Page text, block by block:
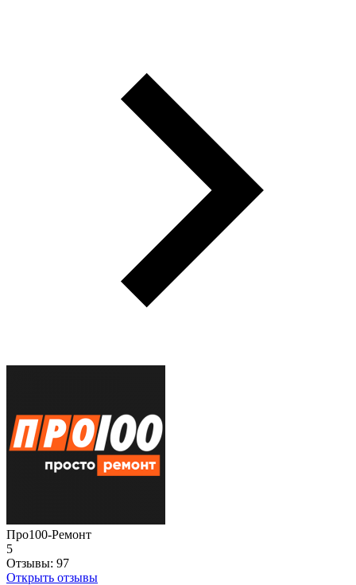
Про100-Ремонт
5
Отзывы: 97
Открыть отзывы